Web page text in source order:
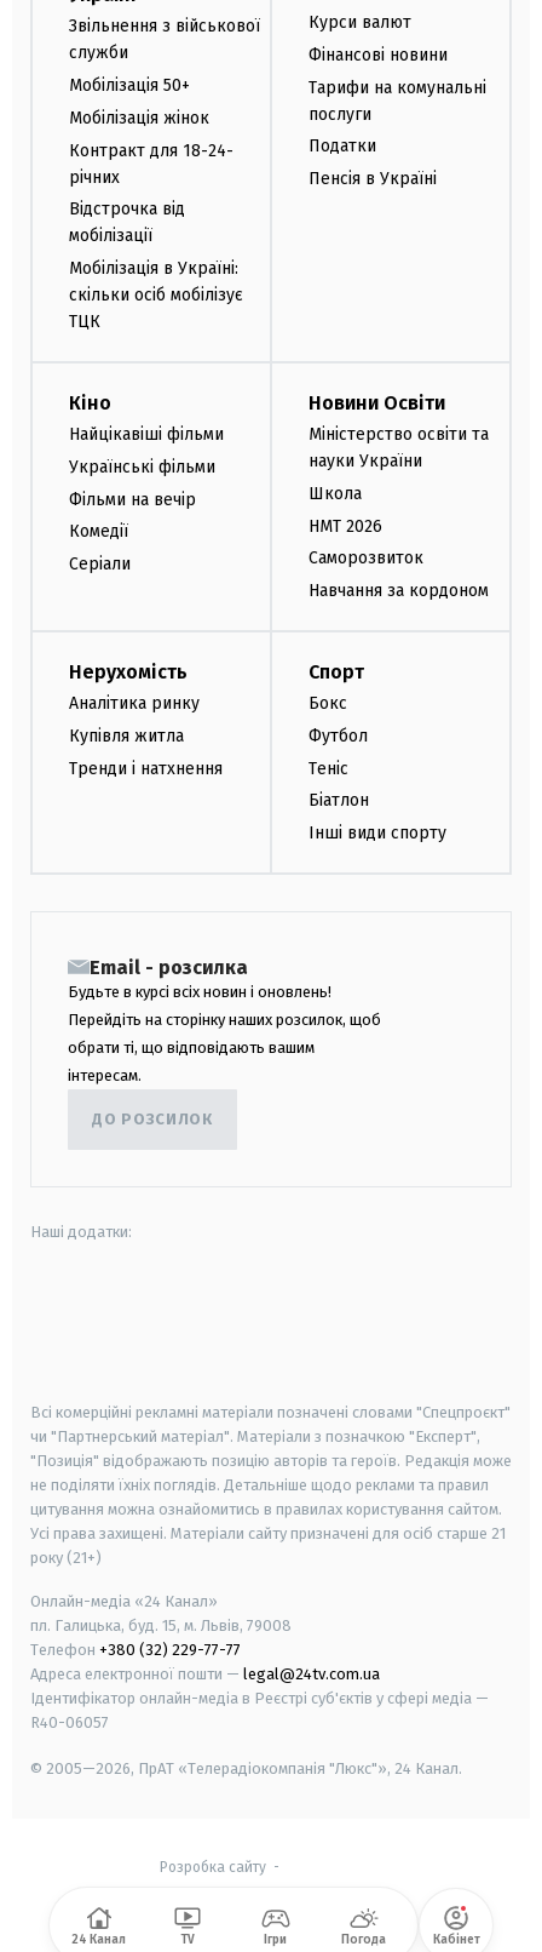
Звільнення з військової
служби
Мобілізація 50+
Мобілізація жінок
Контракт для 18-24-
річних
Відстрочка від
мобілізації
Мобілізація в Україні:
скільки осіб мобілізує
ТЦК
Курси валют
Фінансові новини
Тарифи на комунальні
послуги
Податки
Пенсія в Україні
Кіно
Найцікавіші фільми
Українські фільми
Фільми на вечір
Комедії
Серіали
Новини Освіти
Міністерство освіти та
науки України
Школа
НМТ 2026
Саморозвиток
Навчання за кордоном
Нерухомість
Аналітика ринку
Купівля житла
Тренди і натхнення
Спорт
Бокс
Футбол
Теніс
Біатлон
Інші види спорту
Email - розсилка
Будьте в курсі всіх новин і оновлень!
Перейдіть на сторінку наших розсилок, щоб
обрати ті, що відповідають вашим
інтересам.
ДО РОЗСИЛОК
Наші додатки:
Всі комерційні рекламні матеріали позначені словами "Спецпроєкт"
чи "Партнерський матеріал". Матеріали з позначкою "Експерт",
"Позиція" відображають позицію авторів та героїв. Редакція може
не поділяти їхніх поглядів. Детальніше щодо реклами та правил
цитування можна ознайомитись в правилах користування сайтом.
Усі права захищені. Матеріали сайту призначені для осіб старше 21
року (21+)
Онлайн-медіа «24 Канал»
пл. Галицька, буд. 15, м. Львів, 79008
Телефон +380 (32) 229-77-77
Адреса електронної пошти — legal@24tv.com.ua
Ідентифікатор онлайн-медіа в Реєстрі суб'єктів у сфері медіа —
R40-06057
© 2005—2026, ПрАТ «Телерадіокомпанія "Люкс"», 24 Канал.
Розробка сайту-
24 Канал TV Ігри Погода Кабінет